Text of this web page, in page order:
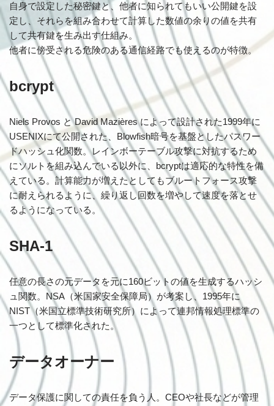
自身で設定した秘密鍵と、他者に知られてもいい公開鍵を設
定し、それらを組み合わせて計算した数値の余りの値を共有
して共有鍵を生み出す仕組み。
他者に傍受される危険のある通信経路でも使えるのが特徴。
bcrypt
Niels Provos と David Mazières によって設計された1999年に
USENIXにて公開された、Blowfish暗号を基盤としたパスワー
ドハッシュ化関数。レインボーテーブル攻撃に対抗するため
にソルトを組み込んでいる以外に、bcryptは適応的な特性を備
えている。計算能力が増えたとしてもブルートフォース攻撃
に耐えられるように、繰り返し回数を増やして速度を落とせ
るようになっている。
SHA-1
任意の長さの元データを元に160ビットの値を生成するハッシ
ュ関数。NSA（米国家安全保障局）が考案し、1995年に
NIST（米国立標準技術研究所）によって連邦情報処理標準の
一つとして標準化された。
データオーナー
データ保護に関しての責任を負う人。CEOや社長などが管理